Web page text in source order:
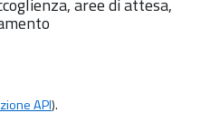
aree di attesa,
API).